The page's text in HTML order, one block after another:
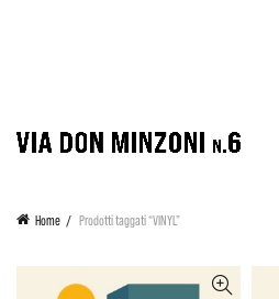
Home Prodotti taggati “VINYL”